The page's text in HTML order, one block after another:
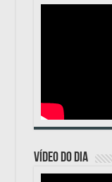
VÍDEO DO DIA